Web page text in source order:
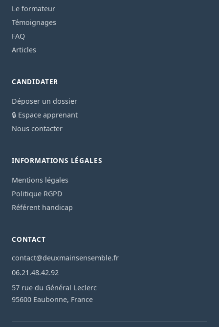
Le formateur
Témoignages
FAQ
Articles
CANDIDATER
Déposer un dossier
🔒 Espace apprenant
Nous contacter
INFORMATIONS LÉGALES
Mentions légales
Politique RGPD
Référent handicap
CONTACT
contact@deuxmainsensemble.fr
06.21.48.42.92
57 rue du Général Leclerc
95600 Eaubonne, France